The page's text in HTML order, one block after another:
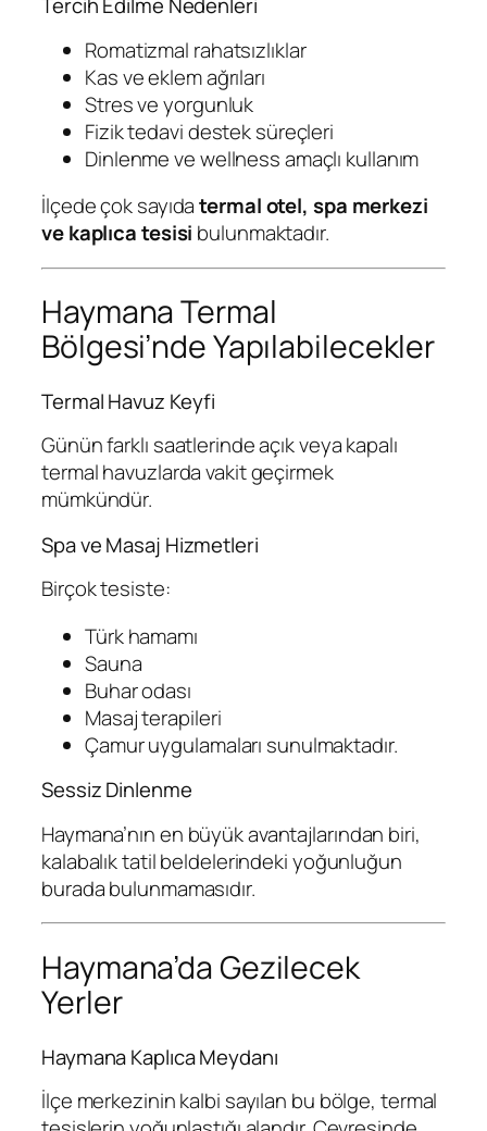
Romatizmal rahatsızlıklar
Kas ve eklem ağrıları
Stres ve yorgunluk
Fizik tedavi destek süreçleri
Dinlenme ve wellness amaçlı kullanım
İlçede çok sayıdatermal otel, spa merkezi
ve kaplıca tesisi bulunmaktadır.
Haymana Termal
Bölgesi’nde Yapılabilecekler
Termal Havuz Keyfi
Günün farklı saatlerinde açık veya kapalı
termal havuzlarda vakit geçirmek
mümkündür.
Spa ve Masaj Hizmetleri
Birçok tesiste:
Türk hamamı
Sauna
Buhar odası
Masaj terapileri
Çamur uygulamaları sunulmaktadır.
Sessiz Dinlenme
Haymana’nın en büyük avantajlarından biri,
kalabalık tatil beldelerindeki yoğunluğun
burada bulunmamasıdır.
Haymana’da Gezilecek
Yerler
Haymana Kaplıca Meydanı
İlçe merkezinin kalbi sayılan bu bölge, termal